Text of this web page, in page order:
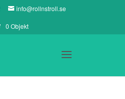
info@rollnstroll.se
0 Objekt